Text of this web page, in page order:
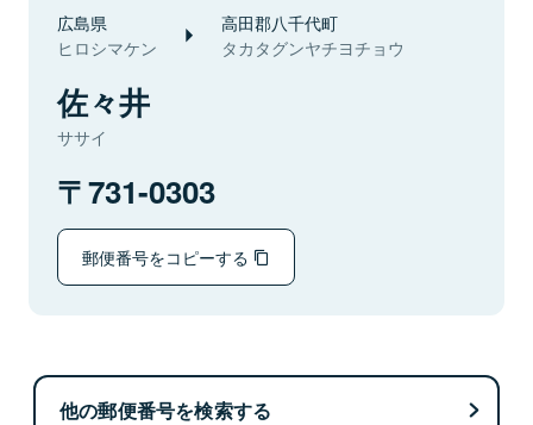
広島県
ヒロシマケン
高田郡八千代町
タカタグンヤチヨチョウ
佐々井
ササイ
731-0303
郵便番号をコピーする
他の郵便番号を検索する